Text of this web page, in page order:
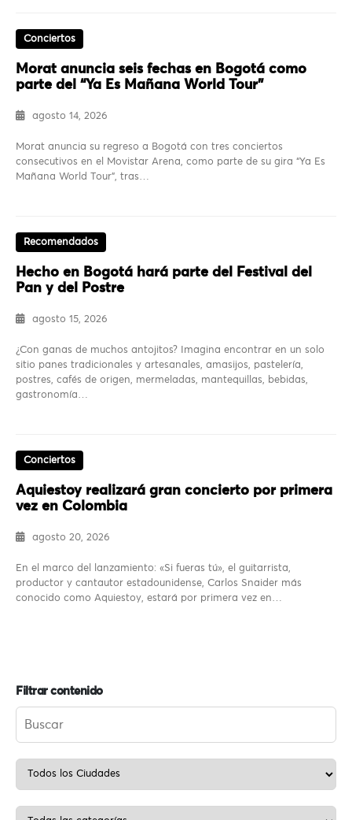
Conciertos
Morat anuncia seis fechas en Bogotá como
parte del “Ya Es Mañana World Tour”
agosto 14, 2026
Morat anuncia su regreso a Bogotá con tres conciertos
consecutivos en el Movistar Arena, como parte de su gira “Ya Es
Mañana World Tour”, tras…
Recomendados
Hecho en Bogotá hará parte del Festival del
Pan y del Postre
agosto 15, 2026
¿Con ganas de muchos antojitos? Imagina encontrar en un solo
sitio panes tradicionales y artesanales, amasijos, pastelería,
postres, cafés de origen, mermeladas, mantequillas, bebidas,
gastronomía…
Conciertos
Aquiestoy realizará gran concierto por primera
vez en Colombia
agosto 20, 2026
En el marco del lanzamiento: «Si fueras tú», el guitarrista,
productor y cantautor estadounidense, Carlos Snaider más
conocido como Aquiestoy, estará por primera vez en…
Filtrar contenido